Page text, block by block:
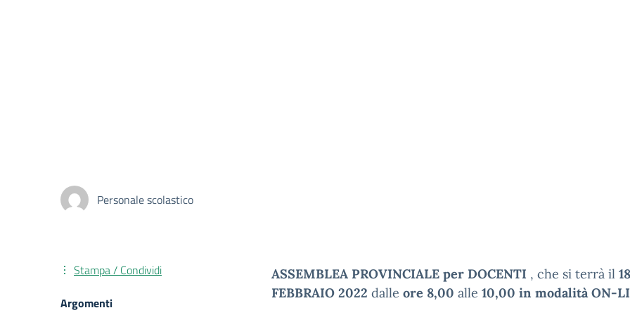
Personale scolastico
ASSEMBLEA PROVINCIALE per DOCENTI , che si terrà il 18
FEBBRAIO 2022 dalle ore 8,00 alle 10,00 in modalità ON-
Stampa / Condividi
Argomenti